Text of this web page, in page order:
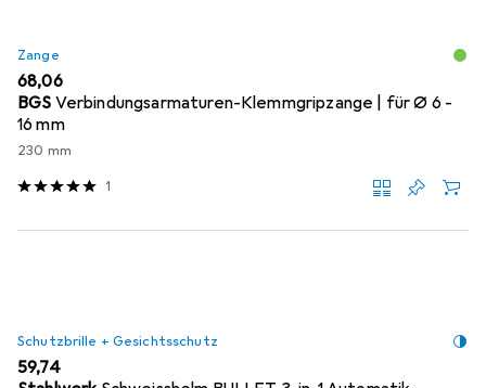
Zange
EUR
68,06
BGS Verbindungsarmaturen-Klemmgripzange | für Ø 6 -
16 mm
230 mm
1
Schutzbrille + Gesichtsschutz
EUR
59,74